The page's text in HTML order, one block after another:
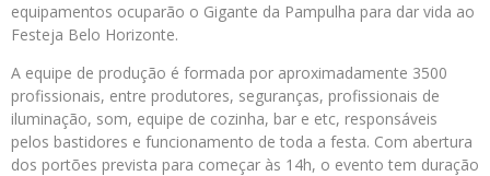
equipamentos ocuparão o Gigante da Pampulha para dar vida ao
Festeja Belo Horizonte.
A equipe de produção é formada por aproximadamente 3500
profissionais, entre produtores, seguranças, profissionais de
iluminação, som, equipe de cozinha, bar e etc, responsáveis
pelos bastidores e funcionamento de toda a festa. Com abertura
dos portões prevista para começar às 14h, o evento tem duração